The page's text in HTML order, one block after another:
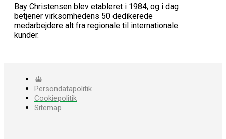
Bay Christensen blev etableret i 1984, og i dag
betjener virksomhedens 50 dedikerede
medarbejdere alt fra regionale til internationale
kunder.
Persondatapolitik
Cookiepolitik
Sitemap